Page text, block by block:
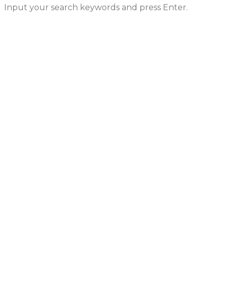
Input your search keywords and press Enter.